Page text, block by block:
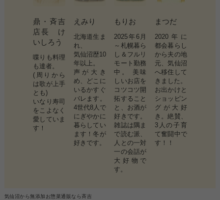
鼎・斉吉
店長 け
いしろう
喋りも料理
も達者。
(周りから
は歌が上手
とも)
いなり寿司
をこよなく
愛していま
す！
えみり
北海道生ま
れ、
気仙沼歴10
年以上。
声が大き
め、どこに
いるかすぐ
バレます。
4世代8人で
にぎやかに
暮らしてい
ます！冬が
好きです。
もりお
2025年6月
～札幌暮ら
し＆フルリ
モート勤務
中。 美味
しいお店を
コツコツ開
拓すること
と、お酒が
好きです。
雑誌は隅ま
で読む派、
人との一対
一の会話が
大好物で
す。
まつだ
2020年に
都会暮らし
から夫の地
元、気仙沼
へ移住して
きました。
お出かけと
ショッピン
グが大好
き。絶賛、
3人の子育
て奮闘中で
す！！
気仙沼から無添加お惣菜通販なら斉吉